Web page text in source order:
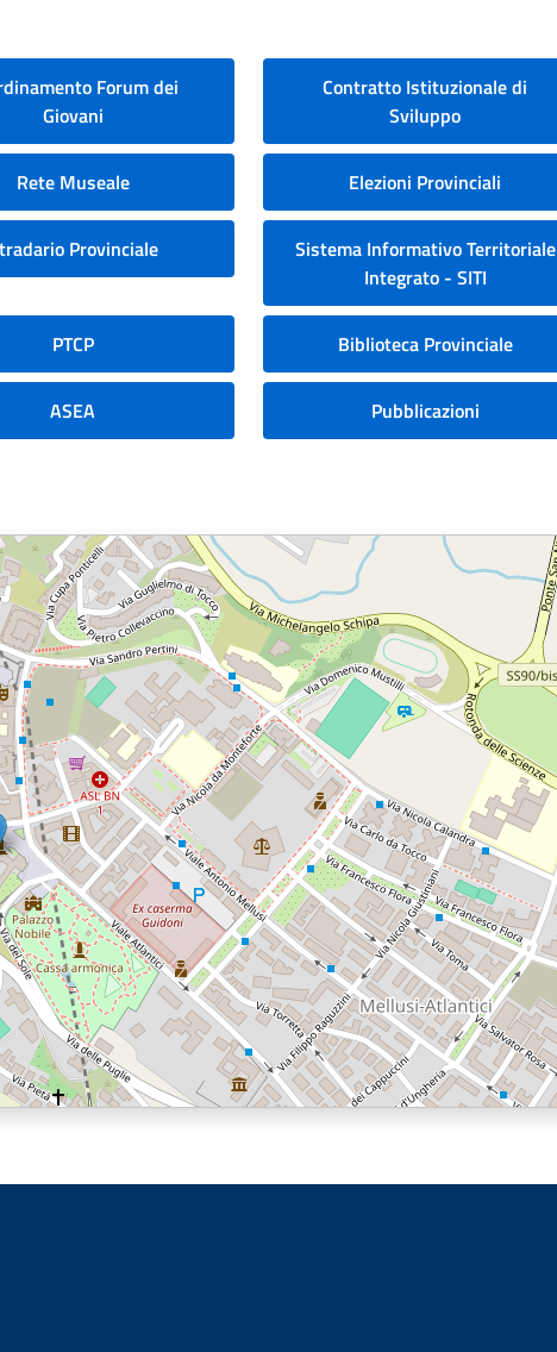
Forum dei
Giovani
Contratto Istituzionale di
Sviluppo
Rete Museale Elezioni Provinciali
Provinciale
Sistema Informativo Territoriale
Integrato - SITI
PTCP Biblioteca Provinciale
ASEA Pubblicazioni